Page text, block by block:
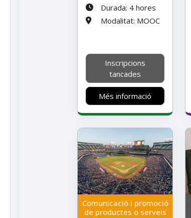
Durada: 4 hores
Modalitat: MOOC
Inscripcions
tancades
Més informació
Comunicació i promoció
de productes o serveis